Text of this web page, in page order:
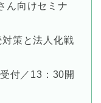
ん向けセミナ
対策と法人化戦
付／13：30開